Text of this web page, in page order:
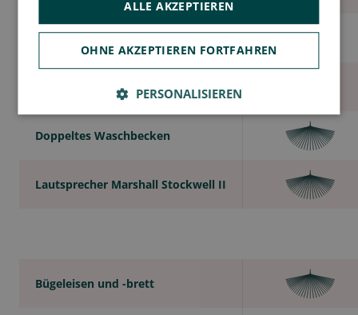
Badewanne & Dusche
Badewanne mit Balneotherapie
Doppeltes Waschbecken
Lautsprecher Marshall Stockwell II
Bügeleisen und -brett
ALLE AKZEPTIEREN
OHNE AKZEPTIEREN FORTFAHREN
PERSONALISIEREN